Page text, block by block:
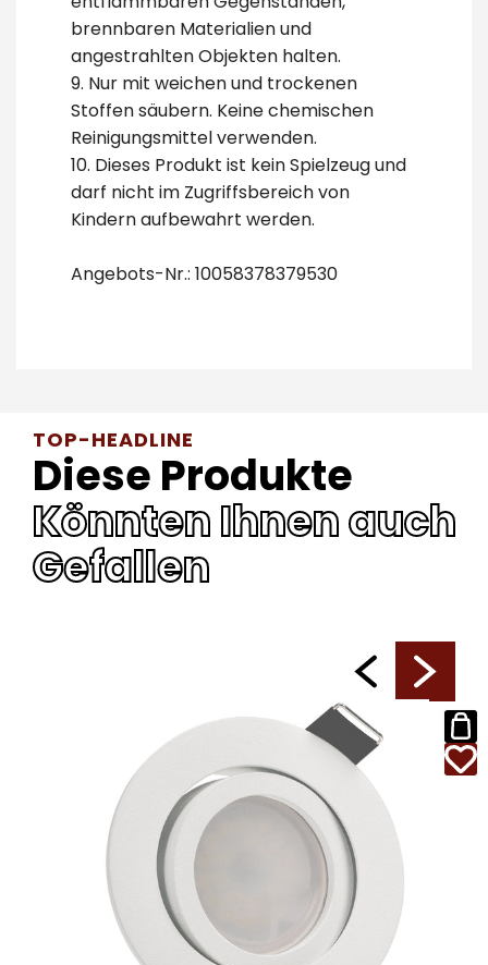
brennbaren Materialien und
angestrahlten Objekten halten.
9. Nur mit weichen und trockenen
Stoffen säubern. Keine chemischen
Reinigungsmittel verwenden.
10. Dieses Produkt ist kein Spielzeug und
darf nicht im Zugriffsbereich von
Kindern aufbewahrt werden.
Angebots-Nr.: 10058378379530
TOP-HEADLINE
Diese Produkte
Könnten Ihnen auch
Gefallen